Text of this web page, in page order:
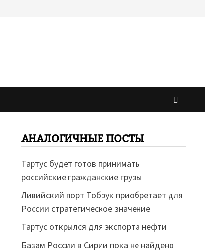
АНАЛОГИЧНЫЕ ПОСТЫ
Тартус будет готов принимать
российские гражданские грузы
Ливийский порт Тобрук приобретает для
России стратегическое значение
Тартус открылся для экспорта нефти
Базам России в Сирии пока не найдено